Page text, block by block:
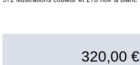
320,00 €